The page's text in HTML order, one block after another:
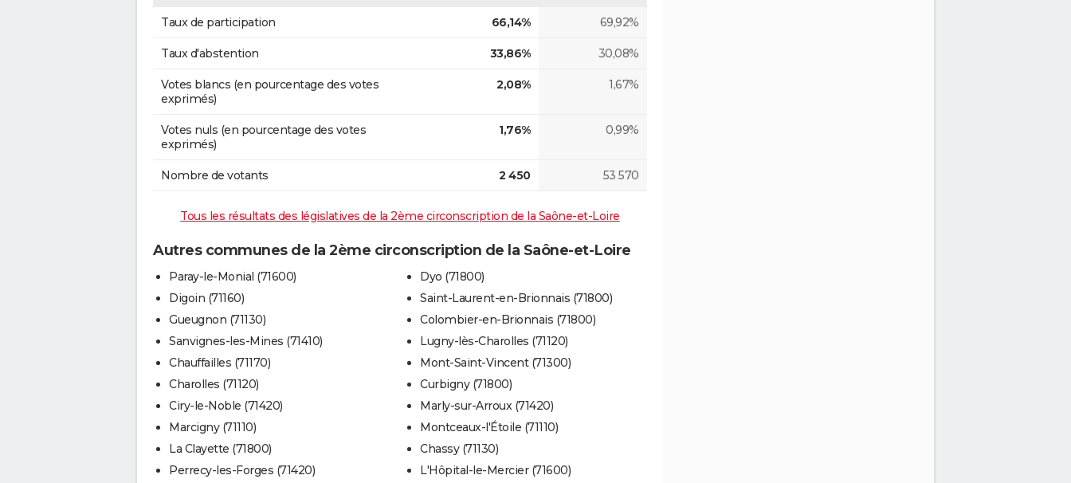
Taux de participation 66,14% 69,92%
Taux d'abstention 33,86% 30,08%
Votes blancs (en pourcentage des votes
exprimés)
2,08% 1,67%
Votes nuls (en pourcentage des votes
exprimés)
1,76% 0,99%
Nombre de votants 2 450 53 570
Tous les résultats des législatives de la 2ème circonscription de la Saône-et-Loire
Autres communes de la 2ème circonscription de la Saône-et-Loire
Paray-le-Monial (71600)
Digoin (71160)
Gueugnon (71130)
Sanvignes-les-Mines (71410)
Chauffailles (71170)
Charolles (71120)
Ciry-le-Noble (71420)
Marcigny (71110)
La Clayette (71800)
Perrecy-les-Forges (71420)
Dyo (71800)
Saint-Laurent-en-Brionnais (71800)
Colombier-en-Brionnais (71800)
Lugny-lès-Charolles (71120)
Mont-Saint-Vincent (71300)
Curbigny (71800)
Marly-sur-Arroux (71420)
Montceaux-l'Étoile (71110)
Chassy (71130)
L'Hôpital-le-Mercier (71600)